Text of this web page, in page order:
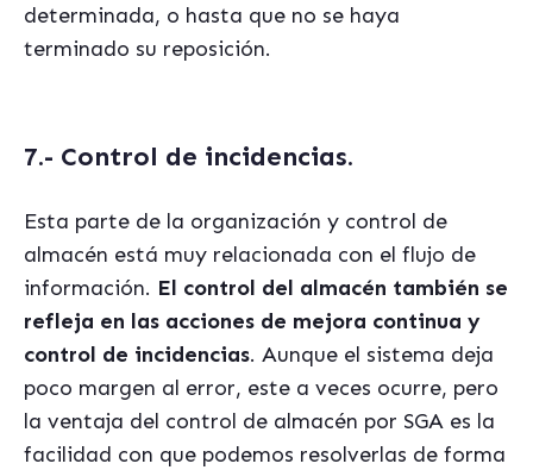
determinada, o hasta que no se haya
terminado su reposición.
7.- Control de incidencias.
Esta parte de la organización y control de
almacén está muy relacionada con el flujo de
información. El control del almacén también se
refleja en las acciones de mejora continua y
control de incidencias. Aunque el sistema deja
poco margen al error, este a veces ocurre, pero
la ventaja del control de almacén por SGA es la
facilidad con que podemos resolverlas de forma